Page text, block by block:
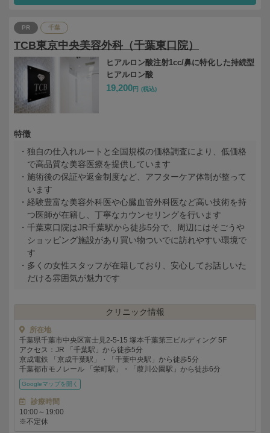
PR 千葉
TCB東京中央美容外科（千葉東口院）
ヒアルロン酸注射1cc/鼻に特化した持続型
ヒアルロン酸
19,200円 (税込)
特徴
独自の仕入れルートと全国規模の価格調査により、低価格
で高品質な美容医療を提供しています
施術後の保証や返金制度など、アフターケア体制が整って
います
経験豊富な美容外科医や心臓血管外科医など高い技術を持
つ医師が在籍し、丁寧なカウンセリングを行います
千葉東口院はJR千葉駅から徒歩5分で、周辺にはそごうや
ショッピング施設があり買い物ついでに訪れやすい環境で
す
多くの女性スタッフが在籍しており、安心してお話しいた
だける雰囲気が魅力です
クリニック情報
所在地
千葉県千葉市中央区富士見2-5-15 塚本千葉第三ビルディング 5F
アクセス：JR 「千葉駅」から徒歩5分
京成電鉄 「京成千葉駅」・「千葉中央駅」から徒歩5分
千葉都市モノレール 「栄町駅」・「葭川公園駅」から徒歩6分
Googleマップを
診療時間
10:00～19:00
※不定休